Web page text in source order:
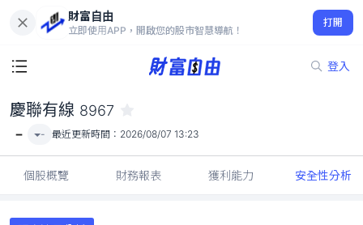
財富自由
立即使用APP，開啟您的股市智慧導航！
打開
登入
-
慶聯有線 8967
- - 最近更新時間： 2026/08/07 13:23
個股概覽 財務報表 獲利能力 安全性分析